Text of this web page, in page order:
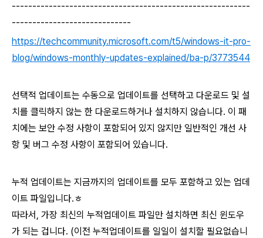
----------------------------------------------------------
-----------------------------
https://techcommunity.microsoft.com/t5/windows-it-pro-
blog/windows-monthly-updates-explained/ba-p/3773544
선택적 업데이트는 수동으로 업데이트를 선택하고 다운로드 및 설
치를 클릭하지 않는 한 다운로드하거나 설치하지 않습니다. 이 패
치에는 보안 수정 사항이 포함되어 있지 않지만 일반적인 개선 사
항 및 버그 수정 사항이 포함되어 있습니다.
누적 업데이트는 지금까지의 업데이트를 모두 포함하고 있는 업데
이트 파일입니다.ㅎ
따라서, 가장 최신의 누적업데이트 파일만 설치하면 최신 윈도우
가 되는 겁니다. (이전 누적업데이트를 일일이 설치할 필요없습니